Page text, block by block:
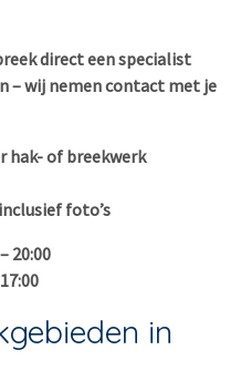
direct een specialist
– wij nemen contact met je
hak- of breekwerk
foto’s
20:00
in